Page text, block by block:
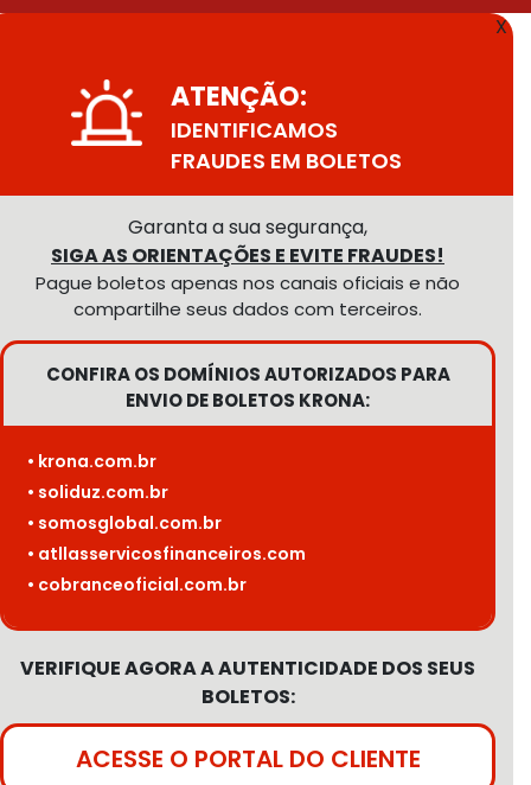
X
ATENÇÃO:
IDENTIFICAMOS
FRAUDES EM BOLETOS
Garanta a sua segurança,
SIGA AS ORIENTAÇÕES E EVITE FRAUDES!
Pague boletos apenas nos canais oficiais e não
compartilhe seus dados com terceiros.
CONFIRA OS DOMÍNIOS AUTORIZADOS PARA
ENVIO DE BOLETOS KRONA:
• krona.com.br
• soliduz.com.br
• somosglobal.com.br
• atllasservicosfinanceiros.com
• cobranceoficial.com.br
VERIFIQUE AGORA A AUTENTICIDADE DOS SEUS
BOLETOS:
ACESSE O PORTAL DO CLIENTE